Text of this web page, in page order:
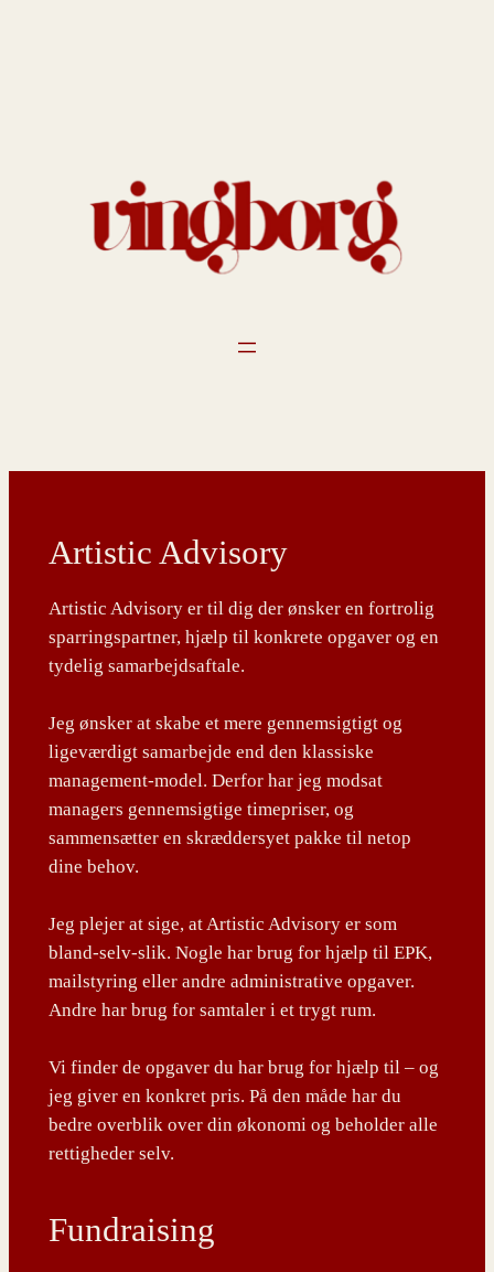
Artistic Advisory
Artistic Advisory er til dig der ønsker en fortrolig
sparringspartner, hjælp til konkrete opgaver og en
tydelig samarbejdsaftale.
Jeg ønsker at skabe et mere gennemsigtigt og
ligeværdigt samarbejde end den klassiske
management-model. Derfor har jeg modsat
managers gennemsigtige timepriser, og
sammensætter en skræddersyet pakke til netop
dine behov.
Jeg plejer at sige, at Artistic Advisory er som
bland-selv-slik. Nogle har brug for hjælp til EPK,
mailstyring eller andre administrative opgaver.
Andre har brug for samtaler i et trygt rum.
Vi finder de opgaver du har brug for hjælp til – og
jeg giver en konkret pris. På den måde har du
bedre overblik over din økonomi og beholder alle
rettigheder selv.
Fundraising